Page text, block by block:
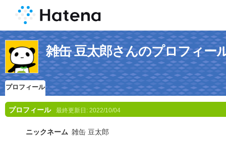
雑缶 豆太郎さんのプロフィー
プロフィール
プロフィール 最終更新日: 2022/10/04
ニックネーム 雑缶 豆太郎